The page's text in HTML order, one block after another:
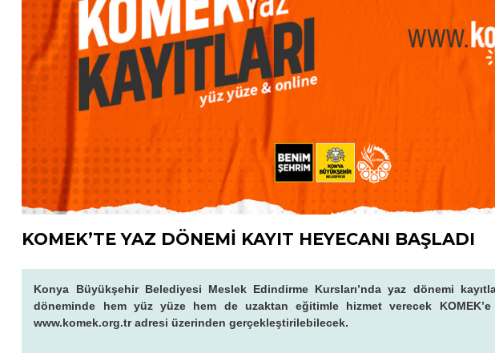
KOMEK’TE YAZ DÖNEMİ KAYIT HEYECANI BAŞLADI
Konya Büyükşehir Belediyesi Meslek Edindirme Kursları’nda yaz dönemi
döneminde hem yüz yüze hem de uzaktan eğitimle hizmet verecek KOMEK’e
www.komek.org.tr adresi üzerinden gerçekleştirilebilecek.